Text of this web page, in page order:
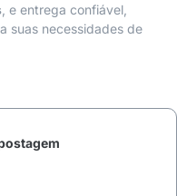
, e entrega confiável,
suas necessidades de